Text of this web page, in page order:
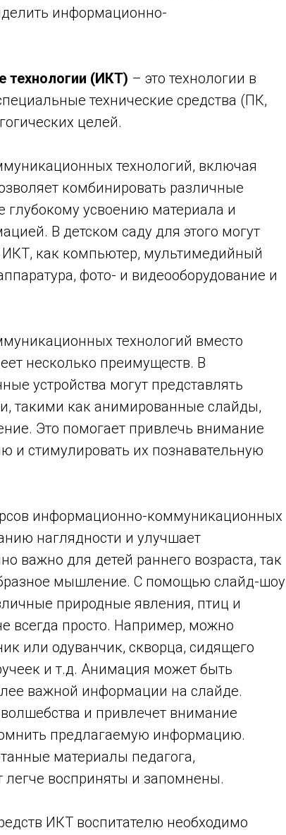
информационно-
(ИКТ) – это технологии в
технические средства (ПК,
целей.
технологий, включая
комбинировать различные
глубокому усвоению материала и
В детском саду для этого могут
ИКТ, как компьютер, мультимедийный
фото- и видеооборудование и
технологий вместо
несколько преимуществ. В
устройства могут представлять
такими как анимированные слайды,
Это помогает привлечь внимание
и стимулировать их познавательную
информационно-коммуникационных
наглядности и улучшает
важно для детей раннего возраста, так
мышление. С помощью слайд-шоу
природные явления, птиц и
всегда просто. Например, можно
или одуванчик, скворца, сидящего
и т.д. Анимация может быть
важной информации на слайде.
и привлечет внимание
предлагаемую информацию.
материалы педагога,
легче восприняты и запомнены.
ИКТ воспитателю необходимо